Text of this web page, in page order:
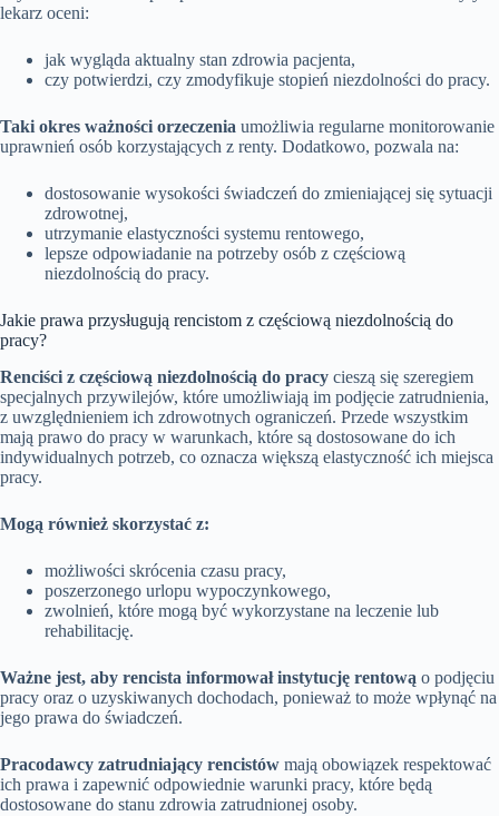
lekarz oceni:
jak wygląda aktualny stan zdrowia pacjenta,
czy potwierdzi, czy zmodyfikuje stopień niezdolności do pracy.
Taki okres ważności orzeczenia umożliwia regularne monitorowanie
uprawnień osób korzystających z renty. Dodatkowo, pozwala na:
dostosowanie wysokości świadczeń do zmieniającej się sytuacji
zdrowotnej,
utrzymanie elastyczności systemu rentowego,
lepsze odpowiadanie na potrzeby osób z częściową
niezdolnością do pracy.
Jakie prawa przysługują rencistom z częściową niezdolnością do
pracy?
Renciści z częściową niezdolnością do pracy cieszą się szeregiem
specjalnych przywilejów, które umożliwiają im podjęcie zatrudnienia,
z uwzględnieniem ich zdrowotnych ograniczeń. Przede wszystkim
mają prawo do pracy w warunkach, które są dostosowane do ich
indywidualnych potrzeb, co oznacza większą elastyczność ich miejsca
pracy.
Mogą również skorzystać z:
możliwości skrócenia czasu pracy,
poszerzonego urlopu wypoczynkowego,
zwolnień, które mogą być wykorzystane na leczenie lub
rehabilitację.
Ważne jest, aby rencista informował instytucję rentową o podjęciu
pracy oraz o uzyskiwanych dochodach, ponieważ to może wpłynąć na
jego prawa do świadczeń.
Pracodawcy zatrudniający rencistów mają obowiązek respektować
ich prawa i zapewnić odpowiednie warunki pracy, które będą
dostosowane do stanu zdrowia zatrudnionej osoby.